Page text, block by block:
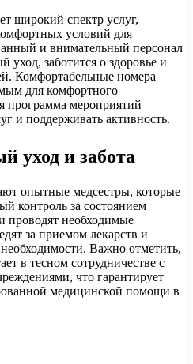
широкий спектр услуг,
условий для
и внимательный персонал
уход, заботится о здоровье и
Комфортабельные номера
для комфортного
программа мероприятий
и поддерживать активность.
уход и забота
опытные медсестры, которые
контроль за состоянием
необходимые
за приемом лекарств и
Важно отметить,
в тесном сотрудничестве с
что гарантирует
медицинской помощи в